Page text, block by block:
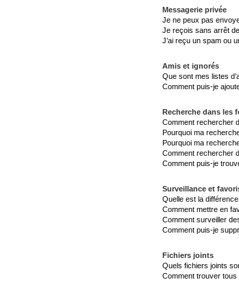
Messagerie privée
Je ne peux pas
Je reçois sans arrêt
J’ai reçu un spam ou
Amis et ignorés
Que sont mes listes
Comment puis-je
Recherche dans les
Comment rechercher
Pourquoi ma
Pourquoi ma
Comment rechercher
Comment puis-je
Surveillance et
Quelle est la
Comment mettre en
Comment surveiller
Comment puis-je
Fichiers joints
Quels fichiers joints
Comment trouver